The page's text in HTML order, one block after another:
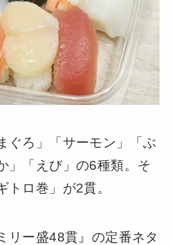
ぐろ」「サーモン」「ぶ
」「えび」の6種類。そ
トロ巻」が2貫。
リー盛48貫』の定番ネタ